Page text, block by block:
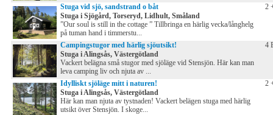
Stuga vid sjö, sandstrand o båt
Stuga i Sjögård, Torseryd, Lidhult, Småland
”Our soul is still in the cottage ” Tillbringa en härlig vecka/långhelg
på tuman hand i timmerstu...
2
Campingstugor med härlig sjöutsikt!
Stuga i Alingsås, Västergötland
Vackert belägna små stugor med sjöläge vid Stensjön. Här kan man
leva camping liv och njuta av ...
4
Idylliskt sjöläge mitt i naturen!
Stuga i Alingsås, Västergötland
Här kan man njuta av tystnaden! Vackert belägen stuga med härlig
utsikt över Stensjön. I skoge...
2